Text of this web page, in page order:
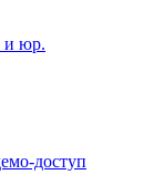
юр.